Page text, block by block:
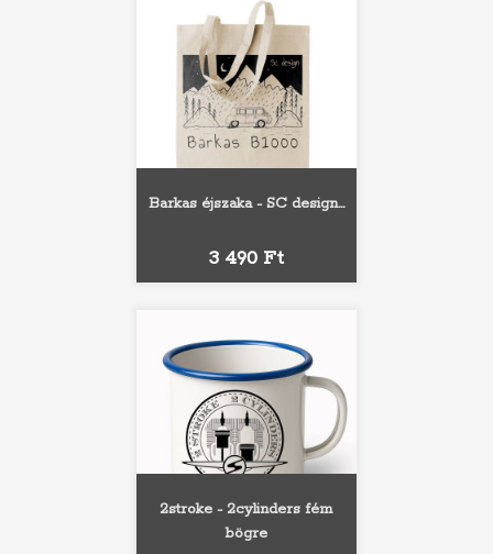
Barkas éjszaka - SC design...
Ár
3 490 Ft
2stroke - 2cylinders fém
bögre